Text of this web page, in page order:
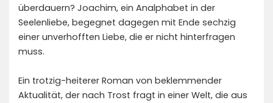
überdauern? Joachim, ein Analphabet in der
Seelenliebe, begegnet dagegen mit Ende sechzig
einer unverhofften Liebe, die er nicht hinterfragen
muss.
Ein trotzig-heiterer Roman von beklemmender
Aktualität, der nach Trost fragt in einer Welt, die aus